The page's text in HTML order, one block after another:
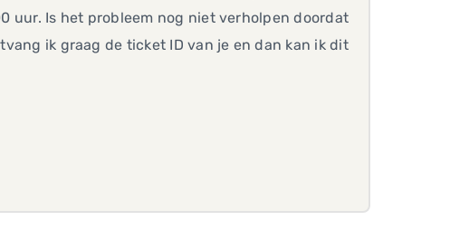
uur. Is het probleem nog niet verholpen doordat
ik graag de ticket ID van je en dan kan ik dit